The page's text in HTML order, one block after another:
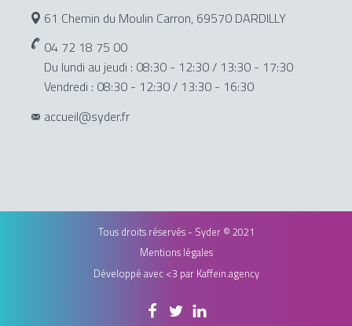
61 Chemin du Moulin Carron, 69570 DARDILLY
04 72 18 75 00
Du lundi au jeudi : 08:30 - 12:30 / 13:30 - 17:30
Vendredi : 08:30 - 12:30 / 13:30 - 16:30
accueil@syder.fr
Tous droits réservés - Syder © 2021
Mentions légales
Développé avec <3 par Kaffein.agency